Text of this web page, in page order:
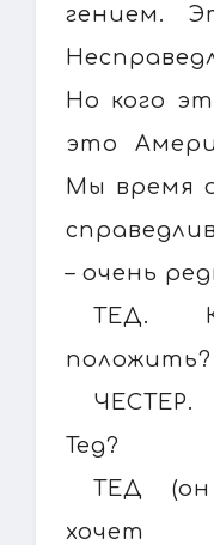
гением.
Но кого
это
Мы время
– очень
ТЕД.
положить?
Тед?
ТЕД
хочет